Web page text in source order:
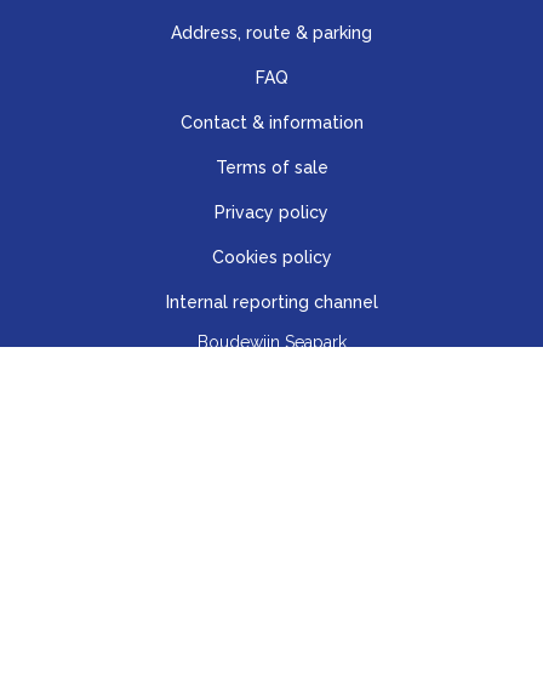
Address, route & parking
FAQ
Contact & information
Terms of sale
Privacy policy
Cookies policy
Internal reporting channel
Boudewijn Seapark